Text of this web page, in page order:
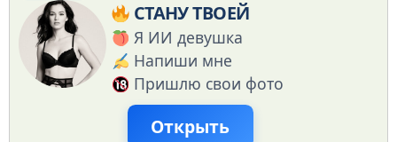
СТАНУ ТВОЕЙ
Я ИИ девушка
Напиши мне
Пришлю свои фото
Открыть